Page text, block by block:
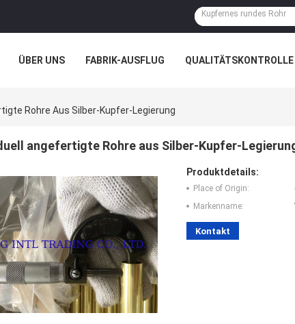
ÜBER UNS FABRIK-AUSFLUG QUALITÄTSKONTROLLE
Rohre Aus Silber-Kupfer-Legierung
angefertigte Rohre aus Silber-Kupfer-
Produktdetails:
Place of Origin:
Markenname:
Kontakt